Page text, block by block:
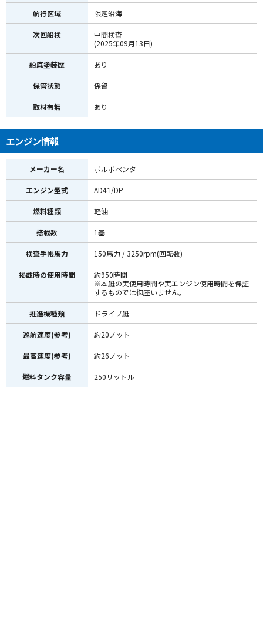
航行区域 限定沿海
次回船検
中間検査
(2025年09月13日)
船底塗装歴 あり
保管状態 係留
取材有無 あり
エンジン情報
メーカー名 ボルボペンタ
エンジン型式 AD41/DP
燃料種類 軽油
搭載数 1基
検査手帳馬力 150馬力 / 3250rpm(回転数)
掲載時の使用時間
約950時間
※本艇の実使用時間や実エンジン使用時間を保証
するものでは御座いません。
推進機種類 ドライブ艇
巡航速度(参考) 約20ノット
最高速度(参考) 約26ノット
燃料タンク容量 250リットル